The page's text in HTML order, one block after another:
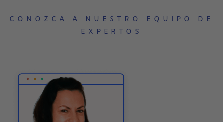
CONOZCA A NUESTRO EQUIPO DE
EXPERTOS